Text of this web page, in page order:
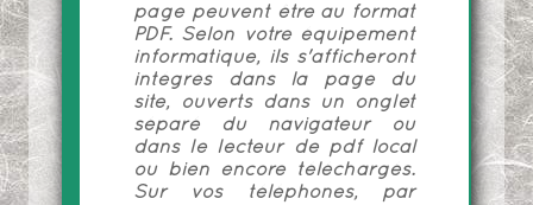
page peuvent être au format
PDF. Selon votre équipement
informatique, ils s'afficheront
intégrés dans la page du
site, ouverts dans un onglet
séparé du navigateur ou
dans le lecteur de pdf local
ou bien encore téléchargés.
Sur vos téléphones, par